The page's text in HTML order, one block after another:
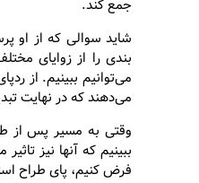
جمع کند.
شاید سوالی که از او
بندی را از زوایای
می‌توانیم ببینیم. از
می‌دهند که در نهایت
وقتی به مسیر پس از
ببینیم که آنها نیز
فرض کنیم، پای طراح